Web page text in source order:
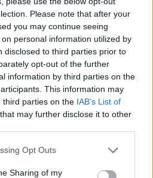
Please note that after your
you may continue seeing
personal information utilized by
disclosed to third parties prior to
opt-out of the further
information by third parties on the
This information may
third parties on the IAB’s List of
that may further disclose it to other
Opt Outs
Sharing of my